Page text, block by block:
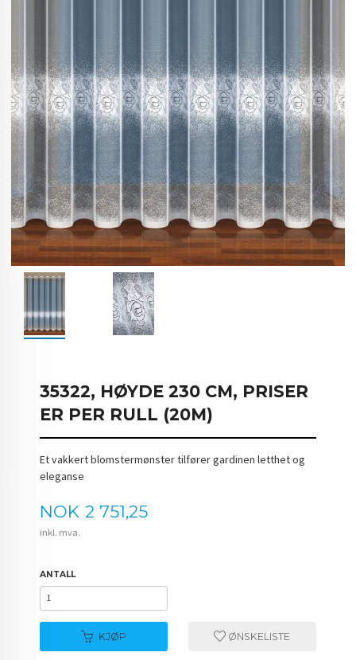
35322, HØYDE 230 CM, PRISER
ER PER RULL (20M)
Et vakkert blomstermønster tilfører gardinen letthet og
eleganse
Pris
NOK 2 751,25
inkl. mva.
ANTALL
KJØP ØNSKELISTE